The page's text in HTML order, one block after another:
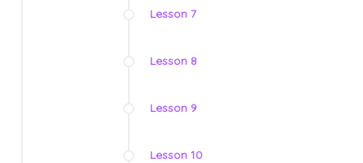
Lesson 7
Lesson 8
Lesson 9
Lesson 10